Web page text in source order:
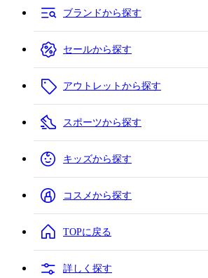
ブランドから探す
セールから探す
アウトレットから探す
スポーツから探す
キッズから探す
コスメから探す
TOPに戻る
詳しく探す